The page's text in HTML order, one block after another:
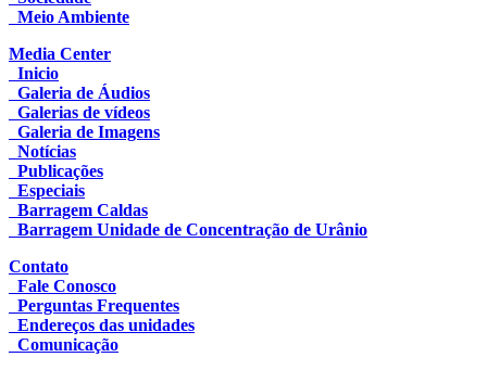
Meio Ambiente
Media Center
Inicio
Galeria de Áudios
Galerias de vídeos
Galeria de Imagens
Notícias
Publicações
Especiais
Barragem Caldas
Barragem Unidade de Concentração de Urânio
Contato
Fale Conosco
Perguntas Frequentes
Endereços das unidades
Comunicação